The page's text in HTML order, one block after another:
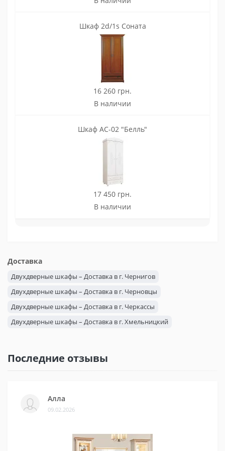
Шкаф 2d/1s Соната
16 260 грн.
В наличии
Шкаф АС-02 "Белль"
17 450 грн.
В наличии
Доставка
Двухдверные шкафы – Доставка в г. Чернигов
Двухдверные шкафы – Доставка в г. Черновцы
Двухдверные шкафы – Доставка в г. Черкассы
Двухдверные шкафы – Доставка в г. Хмельницкий
Двухдверные шкафы – Доставка в г. Ужгород
Двухдверные шкафы – Доставка в г. Сумы
Двухдверные шкафы – Доставка в г. Ровно
Двухдверные шкафы – Доставка в г. Одесса
Последние отзывы
Алла
09.02.2026